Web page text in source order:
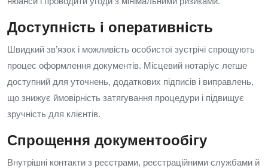
Доступність і оперативність
Швидкий зв’язок і можливість особистої зустрічі спрощують
процес оформлення документів. Місцевий нотаріус легше
доступний для уточнень, додаткових підписів і виправлень,
що знижує ймовірність затягування процедури і підвищує
зручність для клієнтів.
Спрощення документообігу
Внутрішні контакти з реєстрами, реєстраційними службами й